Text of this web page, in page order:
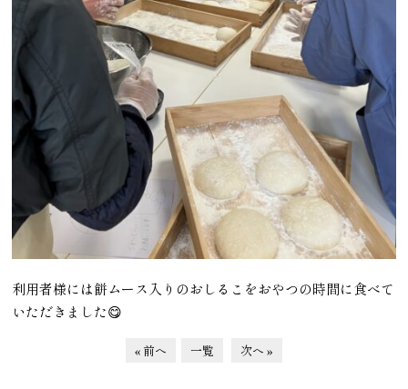
利用者様には餅ムース入りのおしるこをおやつの時間に食べて
いただきました😋
« 前へ 一覧 次へ »